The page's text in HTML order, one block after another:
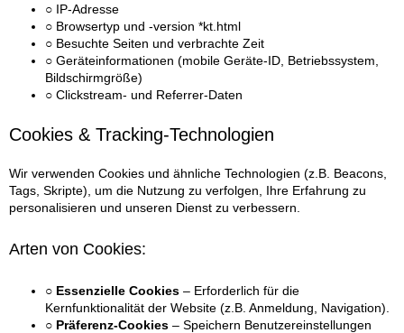
○ IP-Adresse
○ Browsertyp und -version *kt.html
○ Besuchte Seiten und verbrachte Zeit
○ Geräteinformationen (mobile Geräte-ID, Betriebssystem,
Bildschirmgröße)
○ Clickstream- und Referrer-Daten
Cookies & Tracking-Technologien
Wir verwenden Cookies und ähnliche Technologien (z.B. Beacons,
Tags, Skripte), um die Nutzung zu verfolgen, Ihre Erfahrung zu
personalisieren und unseren Dienst zu verbessern.
Arten von Cookies:
○ Essenzielle Cookies – Erforderlich für die
Kernfunktionalität der Website (z.B. Anmeldung, Navigation).
○ Präferenz-Cookies – Speichern Benutzereinstellungen